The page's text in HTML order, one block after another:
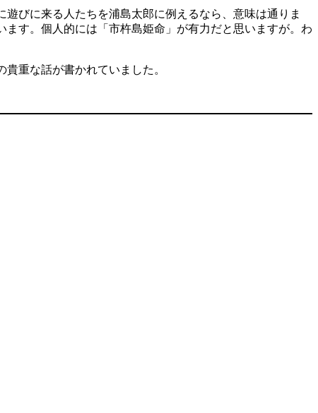
びに来る人たちを浦島太郎に例えるなら、意味は通りま
す。個人的には「市杵島姫命」が有力だと思いますが。わ
重な話が書かれていました。